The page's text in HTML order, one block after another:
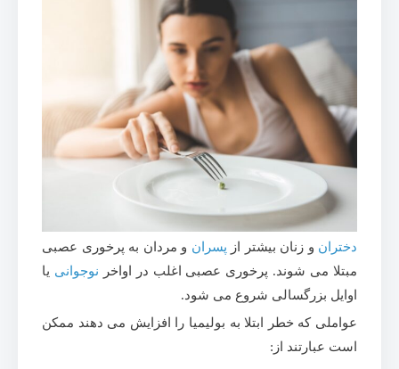
دختران و زنان بیشتر از پسران و مردان به پرخوری عصبی
مبتلا می شوند. پرخوری عصبی اغلب در اواخر نوجوانی یا
اوایل بزرگسالی شروع می شود.
عواملی که خطر ابتلا به بولیمیا را افزایش می دهند ممکن
است عبارتند از: